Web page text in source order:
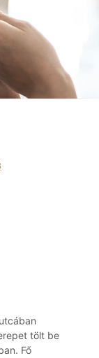
tölt be
Fő